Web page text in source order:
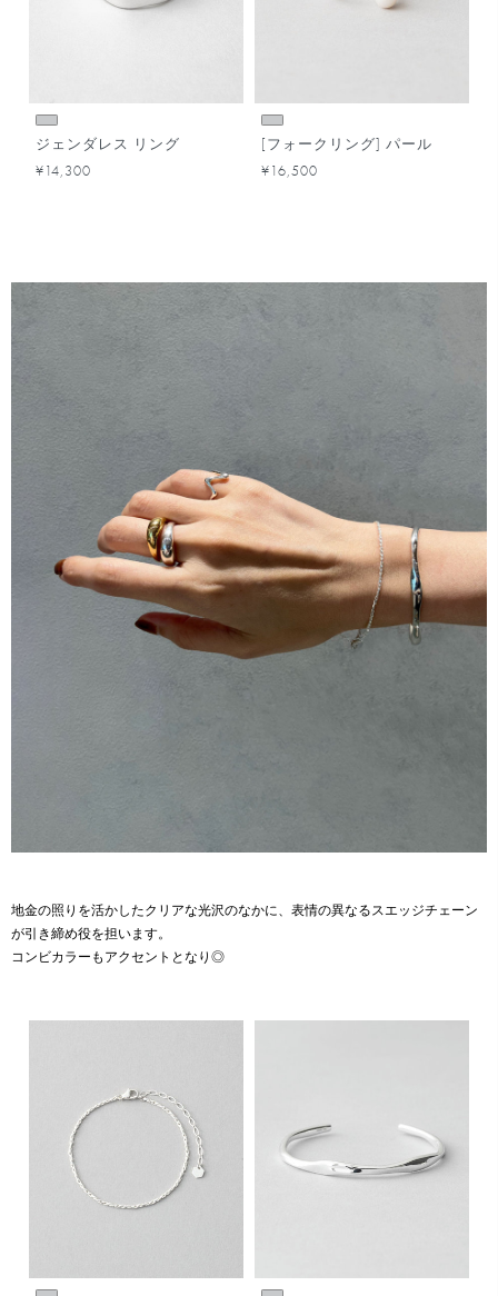
ジェンダレス リング
¥14,300
[フォークリング] パール
¥16,500
地金の照りを活かしたクリアな光沢のなかに、表情の異なるスエッジチェーン
が引き締め役を担います。
コンビカラーもアクセントとなり◎